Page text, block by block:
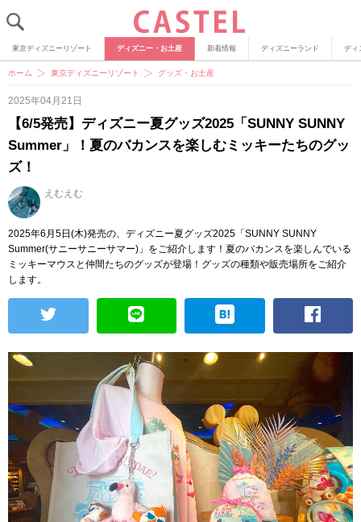
東京ディズニーリゾート ディズニー・お土産 新着情報 ディズニーランド ディ
ホーム 東京ディズニーリゾート グッズ・お土産
2025年04月21日
【6/5発売】ディズニー夏グッズ2025「SUNNY SUNNY
Summer」！夏のバカンスを楽しむミッキーたちのグッ
ズ！
えむえむ
2025年6月5日(木)発売の、ディズニー夏グッズ2025「SUNNY SUNNY
Summer(サニーサニーサマー)」をご紹介します！夏のバカンスを楽しんでいる
ミッキーマウスと仲間たちのグッズが登場！グッズの種類や販売場所をご紹介
します。